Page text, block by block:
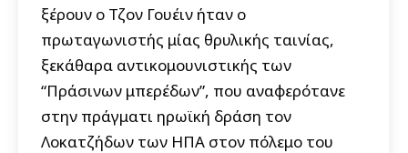
ξέρουν ο Τζον Γουέιν ήταν ο
πρωταγωνιστής μίας θρυλικής ταινίας,
ξεκάθαρα αντικομουνιστικής των
“Πράσινων μπερέδων”, που αναφερότανε
στην πράγματι ηρωϊκή δράση τον
Λοκατζήδων των ΗΠΑ στον πόλεμο του